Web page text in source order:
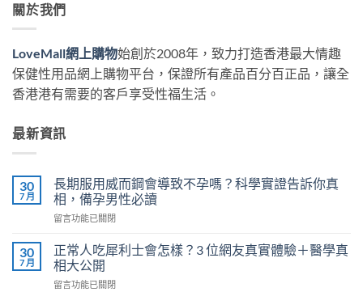
關於我們
LoveMall網上購物始創於2008年，致力打造香港最大情趣
保健性用品網上購物平台，保證所有產品百分百正品，讓全
香港港有需要的客戶享受性福生活。
最新資訊
30
7 月
長期服用威而鋼會導致不孕嗎？科學實證告訴你真
相，備孕男性必讀
在
期
服
用
威
留言功能已關閉
30
7 月
正常人吃犀利士會怎樣？3 位網友真實體驗＋醫學真
相大公開
在
留言功能已關閉